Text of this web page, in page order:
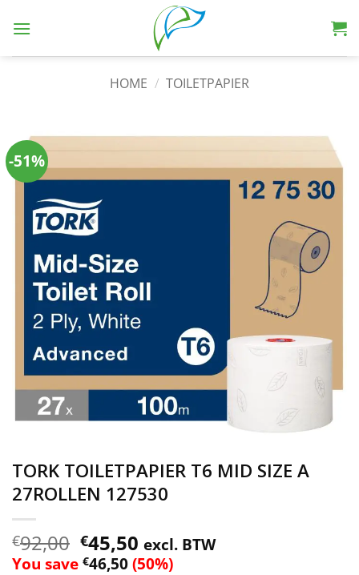
HOME / TOILETPAPIER
-51%
TORK TOILETPAPIER T6 MID SIZE A
27ROLLEN 127530
€92,00 €45,50 excl. BTW
You save €46,50(50%)